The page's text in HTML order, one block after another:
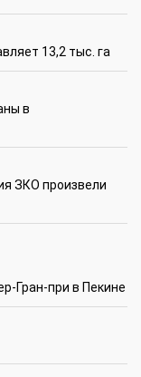
13,2 тыс. га
в
ЗКО произвели
Гран-при в Пекине